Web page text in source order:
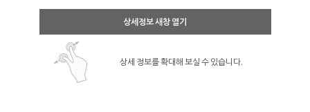
상세정보 새창 열기
상세 정보를 확대해 보실 수 있습니다.